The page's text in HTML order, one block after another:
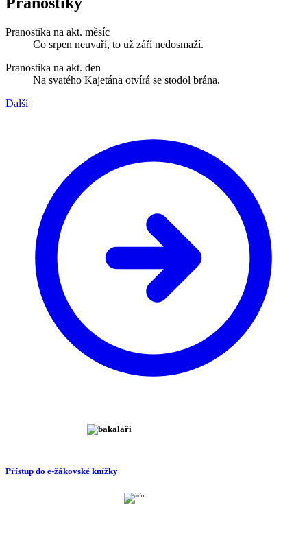
Pranostika na akt. měsíc
Co srpen neuvaří, to už září nedosmaží.
Pranostika na akt. den
Na svatého Kajetána otvírá se stodol brána.
Další
Přístup do e-žákovské knížky